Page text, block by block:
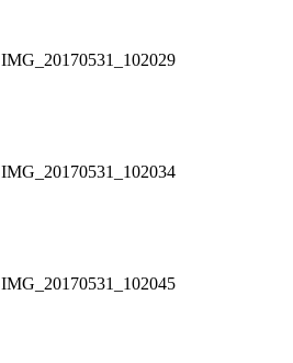
IMG_20170531_102029
IMG_20170531_102034
IMG_20170531_102045